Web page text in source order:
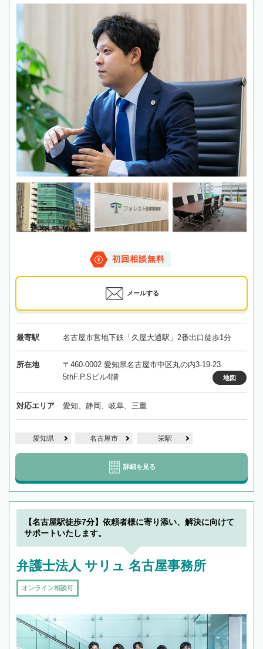
初回相談無料
メールする
最寄駅 名古屋市営地下鉄「久屋大通駅」2番出口徒歩1分
所在地
〒460-0002 愛知県名古屋市中区丸の内3-19-23
5thF.P.Sビル4階
地図
対応エリア 愛知、静岡、岐阜、三重
愛知県 名古屋市 栄駅
詳細を見る
【名古屋駅徒歩7分】依頼者様に寄り添い、解決に向けて
サポートいたします。
弁護士法人 サリュ 名古屋事務所
オンライン相談可